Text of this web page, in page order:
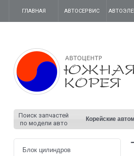
ГЛАВНАЯ АВТОСЕРВИС
Поиск запчастей
по модели авто
Корейские
Блок цилиндров